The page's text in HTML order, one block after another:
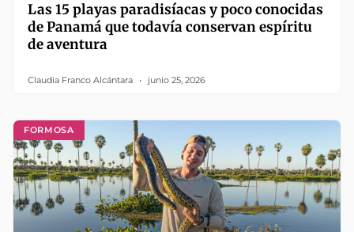
Las 15 playas paradisíacas y poco conocidas
de Panamá que todavía conservan espíritu
de aventura
Claudia Franco Alcántara junio 25, 2026
FORMOSA